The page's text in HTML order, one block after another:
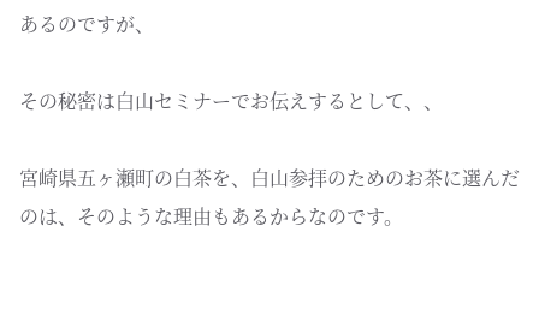
あるのですが、
その秘密は白山セミナーでお伝えするとして、、
宮崎県五ヶ瀬町の白茶を、白山参拝のためのお茶に選んだ
のは、そのような理由もあるからなのです。